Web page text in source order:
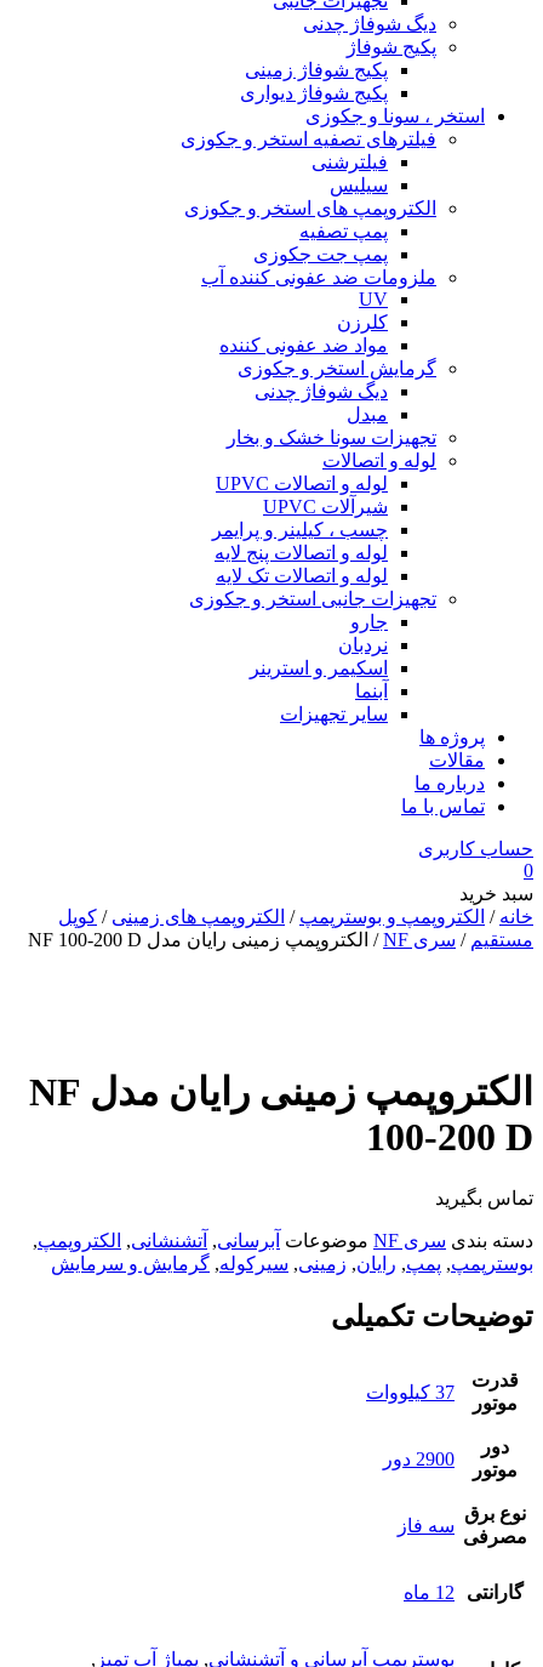
دیگ شوفاژ چدنی
پکیج شوفاژ
پکیج شوفاژ زمینی
پکیج شوفاژ دیواری
استخر ، سونا و جکوزی
فیلترهای تصفیه استخر و جکوزی
فیلترشنی
سیلیس
الکتروپمپ های استخر و جکوزی
پمپ تصفیه
پمپ جت جکوزی
ملزومات ضد عفونی کننده آب
UV
کلرزن
مواد ضد عفونی کننده
گرمایش استخر و جکوزی
دیگ شوفاژ چدنی
مبدل
تجهیزات سونا خشک و بخار
لوله و اتصالات
لوله و اتصالات UPVC
شیرآلات UPVC
چسب ، کیلینر و پرایمر
لوله و اتصالات پنج لایه
لوله و اتصالات تک لایه
تجهیزات جانبی استخر و جکوزی
جارو
نردبان
اسکیمر و استرینر
آبنما
سایر تجهیزات
پروژه ها
مقالات
درباره ما
تماس با ما
حساب کاربری
0
سبد خرید
خانه / الکتروپمپ و بوسترپمپ / الکتروپمپ های زمینی / کوپل
مستقیم / سری NF / الکتروپمپ زمینی رایان مدل NF 100-200 D
الکتروپمپ زمینی رایان مدل NF
100-200 D
تماس بگیرید
دسته بندی سری NF موضوعات آبرسانی, آتشنشانی, الکتروپمپ,
بوسترپمپ, پمپ, رایان, زمینی, سیرکوله, گرمایش و سرمایش
توضیحات تکمیلی
قدرت
موتور
37 کیلووات
دور
موتور
2900 دور
نوع برق
مصرفی
سه فاز
گارانتی 12 ماه
بوسترپمپ آبرسانی و آتشنشانی, پمپاژ آب تمیز ,